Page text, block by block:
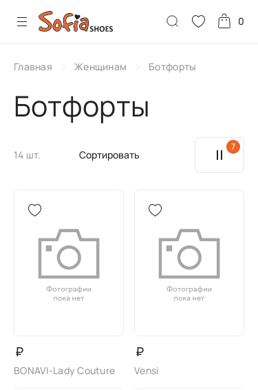
0
Главная Женщинам Ботфорты
Ботфорты
Сортировать
14 шт.
7
₽
BONAVI-Lady Couture
₽
Vensi